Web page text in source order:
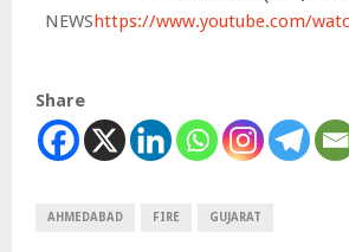
NEWShttps://www.youtube.com/
Share
AHMEDABAD FIRE GUJARAT